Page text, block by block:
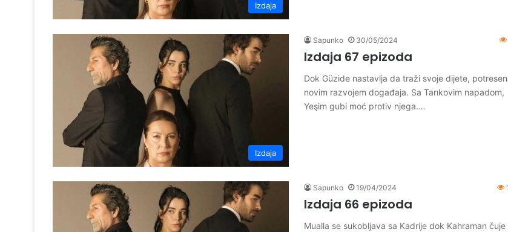
Izdaja
Izdaja
Sapunko 30/05/2024
Izdaja 67 epizoda
Dok Güzide nastavlja da traži svoje dijete,
novim razvojem događaja. Sa Tarıkovim napadom,
Yeşim gubi moć protiv njega.…
Sapunko 19/04/2024
Izdaja 66 epizoda
Mualla se sukobljava sa Kadrije dok Kahraman čuje